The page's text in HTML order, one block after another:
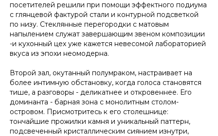
посетителей решили при помощи эффектного подиума
с глянцевой фактурой стали и контурной подсветкой
по низу. Стеклянные перегородки с матовым
напылением служат завершающим звеном композиции
-и кухонный цех уже кажется невесомой лабораторией
вкуса из эпохи неомодерна.
Второй зал, окутанный полумраком, настраивает на
более интимную обстановку, когда голоса становятся
тише, а разговоры - деликатнее и откровеннее. Его
доминанта - барная зона с монолитным столом-
островом. Присмотритесь к его столешнице:
тончайшие прожилки камня и уникальный паттерн,
подсвеченный кристаллическим сиянием изнутри,